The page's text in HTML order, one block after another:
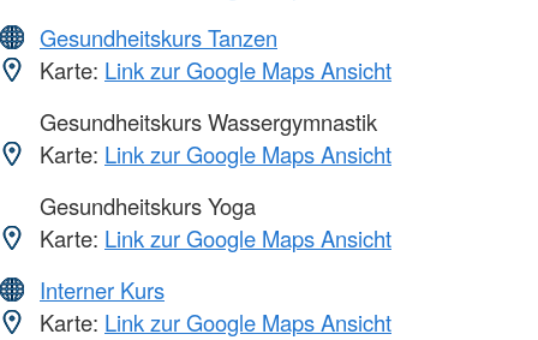
Gesundheitskurs Tanzen
Karte: Link zur Google Maps Ansicht
Gesundheitskurs Wassergymnastik
Karte: Link zur Google Maps Ansicht
Gesundheitskurs Yoga
Karte: Link zur Google Maps Ansicht
Interner Kurs
Karte: Link zur Google Maps Ansicht